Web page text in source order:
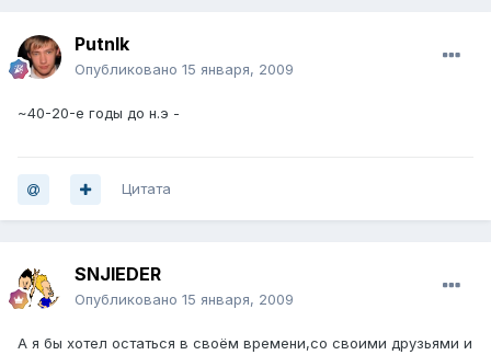
PutnIk
Опубликовано 15 января, 2009
~40-20-е годы до н.э -
Цитата
SNJIEDER
Опубликовано 15 января, 2009
А я бы хотел остаться в своём времени,со своими друзьями и